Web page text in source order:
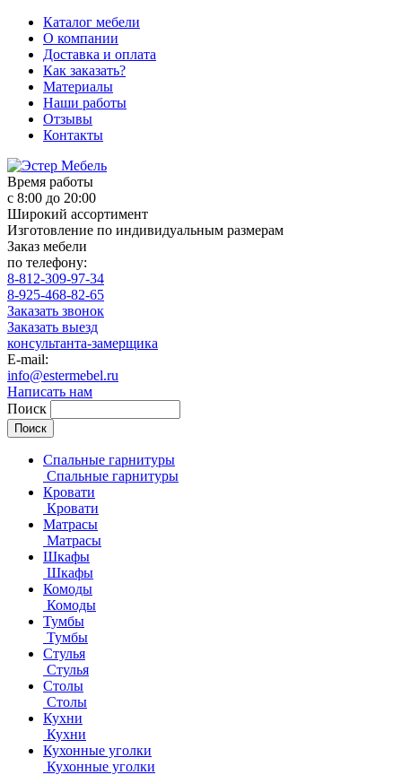
Каталог мебели
О компании
Доставка и оплата
Как заказать?
Материалы
Наши работы
Отзывы
Контакты
Время работы
с 8:00 до 20:00
Широкий ассортимент
Изготовление по индивидуальным размерам
Заказ мебели
по телефону:
8-812-309-97-34
8-925-468-82-65
Заказать звонок
Заказать выезд
консультанта-замерщика
E-mail:
info@estermebel.ru
Написать нам
Поиск
Спальные гарнитуры
Спальные гарнитуры
Кровати
Кровати
Матрасы
Матрасы
Шкафы
Шкафы
Комоды
Комоды
Тумбы
Тумбы
Стулья
Стулья
Столы
Столы
Кухни
Кухни
Кухонные уголки
Кухонные уголки